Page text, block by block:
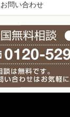
お問い合わせ